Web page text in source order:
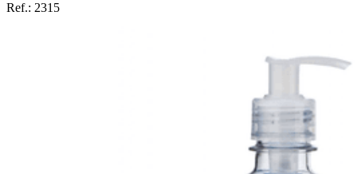
Ref.: 2315